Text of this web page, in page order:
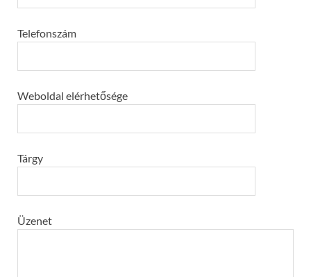
Telefonszám
Weboldal elérhetősége
Tárgy
Üzenet